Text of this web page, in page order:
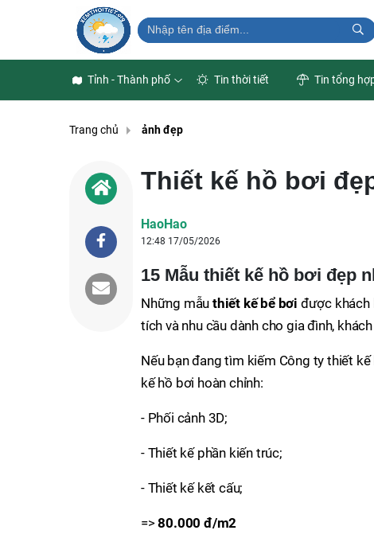
Tỉnh - Thành phố Tin thời tiết Tin tổng
Trang chủ ảnh đẹp
Thiết kế hồ bơi
HaoHao
12:48 17/05/2026
15 Mẫu thiết kế hồ bơi đẹp
Những mẫu thiết kế bể bơi được khách
tích và nhu cầu dành cho gia đình,
Nếu bạn đang tìm kiếm Công ty thiết
kế hồ bơi hoàn chỉnh:
- Phối cảnh 3D;
- Thiết kế phần kiến trúc;
- Thiết kế kết cấu;
=>80.000 đ/m2